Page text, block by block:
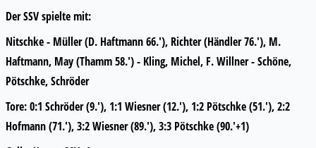
Der SSV spielte mit:
Nitschke - Müller (D. Haftmann 66.'), Richter (Händler 76.'), M.
Haftmann, May (Thamm 58.') - Kling, Michel, F. Willner - Schöne,
Pötschke, Schröder
Tore: 0:1 Schröder (9.'), 1:1 Wiesner (12.'), 1:2 Pötschke (51.'), 2:2
Hofmann (71.'), 3:2 Wiesner (89.'), 3:3 Pötschke (90.'+1)